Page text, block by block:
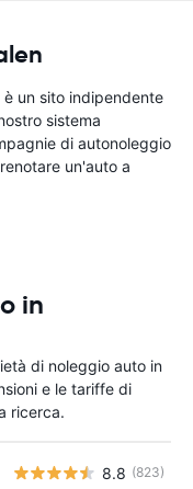
è un sito indipendente
sistema
di autonoleggio
un'auto a
in
di noleggio auto in
e le tariffe di
ricerca.
8.8 (823)